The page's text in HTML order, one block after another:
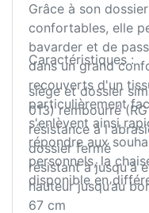
Grâce à son
confortables, elle
bavarder et de
dans un grand
recouverts d'un
particulièrement
s'enlèvent ainsi
répondre aux
personnels, la
disponible en
Caractéristiques :
siège et dossier
013) rembourré
résistance à
dossier fermé
résistant à jusqu'à
hauteur jusqu’au
67 cm